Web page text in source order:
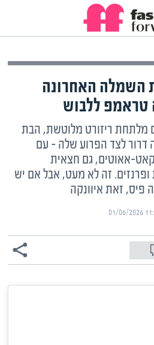
השמלה האחרונה
טראמפ ללבוש
מלתחת ריזורט מלוטשת, הבת
לצד הפרוע שלה – עם
אאוטים, גם חצאית
זה לא מעט, אבל אם יש
פיס, זאת איוונקה